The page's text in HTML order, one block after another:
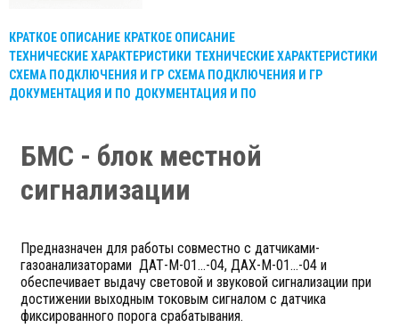
КРАТКОЕ ОПИСАНИЕ КРАТКОЕ ОПИСАНИЕ
ТЕХНИЧЕСКИЕ ХАРАКТЕРИСТИКИ ТЕХНИЧЕСКИЕ ХАРАКТЕРИСТИКИ
СХЕМА ПОДКЛЮЧЕНИЯ И ГР СХЕМА ПОДКЛЮЧЕНИЯ И ГР
ДОКУМЕНТАЦИЯ И ПО ДОКУМЕНТАЦИЯ И ПО
БМС - блок местной
сигнализации
Предназначен для работы совместно с датчиками-
газоанализаторами ДАТ-М-01...-04, ДАХ-М-01...-04 и
обеспечивает выдачу световой и звуковой сигнализации при
достижении выходным токовым сигналом с датчика
фиксированного порога срабатывания.